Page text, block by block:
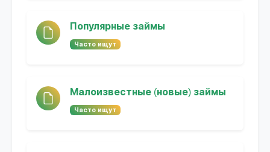
Популярные займы
Часто ищут
Малоизвестные (новые) займы
Часто ищут